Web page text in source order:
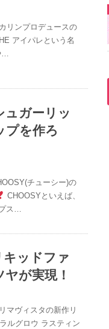
リンプロデュースの
アイパレという名
ュガーリッ
プを作ろ
チューシー)の
CHOOSYといえば、
ス…
キッドファ
が実現！
マヴィスタの新作リ
ルグロウ ラスティン